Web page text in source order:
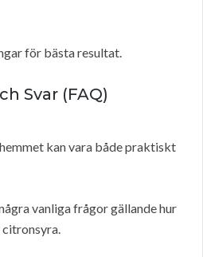
för bästa resultat.
Svar (FAQ)
kan vara både praktiskt
vanliga frågor gällande hur
citronsyra.